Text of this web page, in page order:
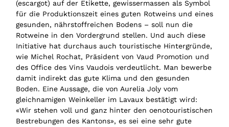
(escargot) auf der Etikette, gewissermassen als Symbol
für die Produktionszeit eines guten Rotweins und eines
gesunden, nährstoffreichen Bodens – soll nun die
Rotweine in den Vordergrund stellen. Und auch diese
Initiative hat durchaus auch touristische Hintergründe,
wie Michel Rochat, Präsident von Vaud Promotion und
des Office des Vins Vaudois verdeutlicht. Man bewerbe
damit indirekt das gute Klima und den gesunden
Boden. Eine Aussage, die von Aurelia Joly vom
gleichnamigen Weinkeller im Lavaux bestätigt wird:
«Wir stehen voll und ganz hinter den oenotouristischen
Bestrebungen des Kantons», es sei eine sehr gute